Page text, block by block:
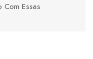
Com Essas